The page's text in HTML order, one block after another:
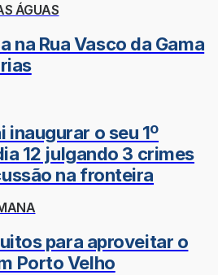
ÁGUAS
na Rua Vasco da Gama
inaugurar o seu 1º
12 julgando 3 crimes
na fronteira
para aproveitar o
Porto Velho